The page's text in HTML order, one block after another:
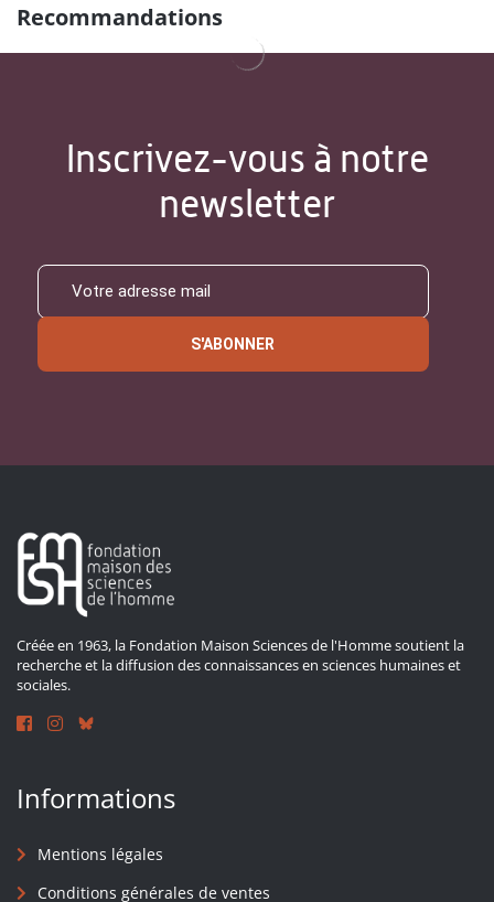
Recommandations
Inscrivez-vous à notre
newsletter
S'ABONNER
Créée en 1963, la Fondation Maison Sciences de l'Homme soutient la
recherche et la diffusion des connaissances en sciences humaines et
sociales.
Informations
Mentions légales
Conditions générales de ventes